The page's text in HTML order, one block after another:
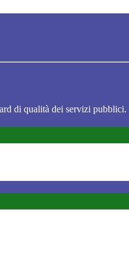
di qualità dei servizi pubblici.